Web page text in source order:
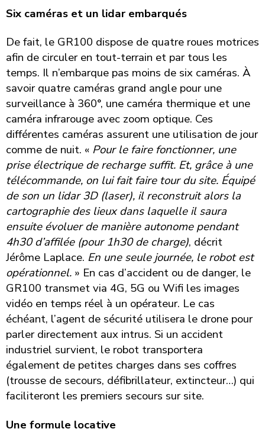
Six caméras et un lidar embarqués
De fait, le GR100 dispose de quatre roues motrices
afin de circuler en tout-terrain et par tous les
temps. Il n’embarque pas moins de six caméras. À
savoir quatre caméras grand angle pour une
surveillance à 360°, une caméra thermique et une
caméra infrarouge avec zoom optique. Ces
différentes caméras assurent une utilisation de jour
comme de nuit. « Pour le faire fonctionner, une
prise électrique de recharge suffit. Et, grâce à une
télécommande, on lui fait faire tour du site. Équipé
de son un lidar 3D (laser), il reconstruit alors la
cartographie des lieux dans laquelle il saura
ensuite évoluer de manière autonome pendant
4h30 d’affilée (pour 1h30 de charge), décrit
Jérôme Laplace. En une seule journée, le robot est
opérationnel. » En cas d’accident ou de danger, le
GR100 transmet via 4G, 5G ou Wifi les images
vidéo en temps réel à un opérateur. Le cas
échéant, l’agent de sécurité utilisera le drone pour
parler directement aux intrus. Si un accident
industriel survient, le robot transportera
également de petites charges dans ses coffres
(trousse de secours, défibrillateur, extincteur…) qui
faciliteront les premiers secours sur site.
Une formule locative